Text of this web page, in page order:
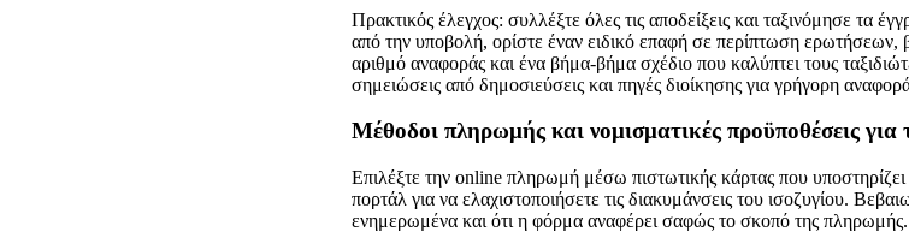
Πρακτικός έλεγχος: συλλέξτε όλες τις αποδείξεις και ταξινόμησε τα
από την υποβολή, ορίστε έναν ειδικό επαφή σε περίπτωση ερωτήσεων,
αριθμό αναφοράς και ένα βήμα-βήμα σχέδιο που καλύπτει τους
σημειώσεις από δημοσιεύσεις και πηγές διοίκησης για γρήγορη
Μέθοδοι πληρωμής και νομισματικές προϋποθέσεις για
Επιλέξτε την online πληρωμή μέσω πιστωτικής κάρτας που υποστηρίζει
πορτάλ για να ελαχιστοποιήσετε τις διακυμάνσεις του ισοζυγίου.
ενημερωμένα και ότι η φόρμα αναφέρει σαφώς το σκοπό της πληρωμής.